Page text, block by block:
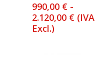
990,00 € -
2.120,00 €Rango
(IVA
Excl.)